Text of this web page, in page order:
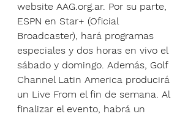
website AAG.org.ar. Por su parte,
ESPN en Star+ (Oficial
Broadcaster), hará programas
especiales y dos horas en vivo el
sábado y domingo. Además, Golf
Channel Latin America producirá
un Live From el fin de semana. Al
finalizar el evento, habrá un